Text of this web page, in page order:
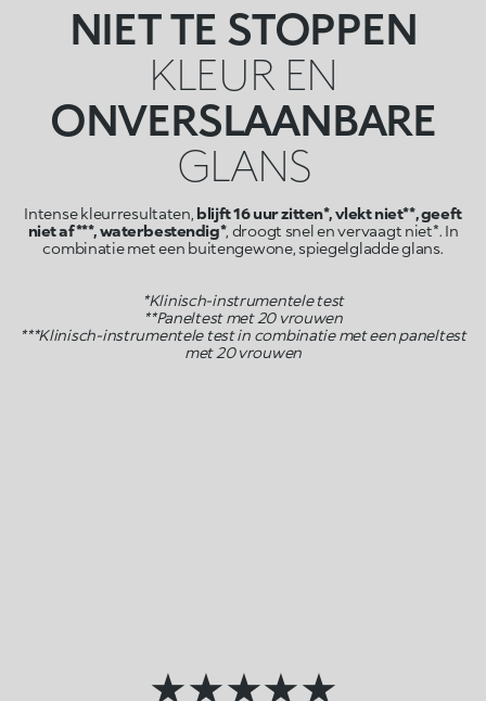
NIET TE STOPPEN
KLEUR EN
ONVERSLAANBARE
GLANS
Intense kleurresultaten, blijft 16 uur zitten*, vlekt niet**, geeft
niet af***, waterbestendig*, droogt snel en vervaagt niet*. In
combinatie met een buitengewone, spiegelgladde glans.
*Klinisch-instrumentele test
**Paneltest met 20 vrouwen
***Klinisch-instrumentele test in combinatie met een paneltest
met 20 vrouwen
★★★★★